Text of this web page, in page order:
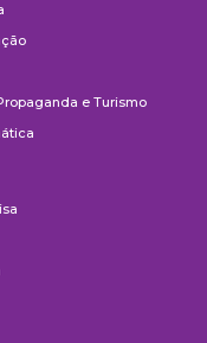
e Turismo